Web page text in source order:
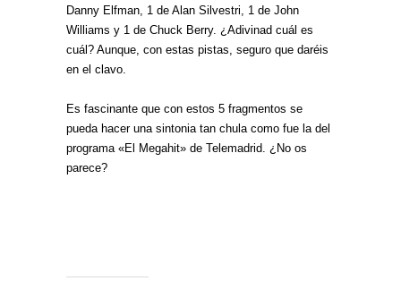
Danny Elfman, 1 de Alan Silvestri, 1 de John
Williams y 1 de Chuck Berry. ¿Adivinad cuál es
cuál? Aunque, con estas pistas, seguro que daréis
en el clavo.
Es fascinante que con estos 5 fragmentos se
pueda hacer una sintonia tan chula como fue la del
programa «El Megahit» de Telemadrid. ¿No os
parece?